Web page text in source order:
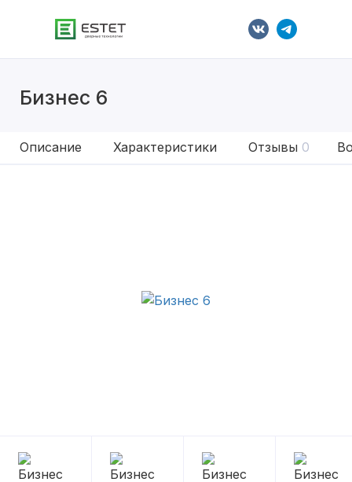
Бизнес 6
Описание Характеристики Отзывы 0